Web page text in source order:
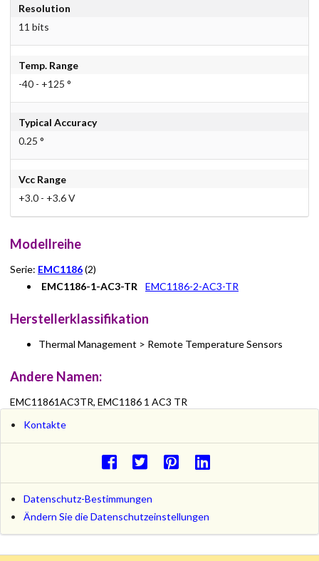
Resolution
11 bits
Temp. Range
-40 - +125 °
Typical Accuracy
0.25 °
Vcc Range
+3.0 - +3.6 V
Modellreihe
Serie: EMC1186(2)
EMC1186-1-AC3-TR
EMC1186-2-AC3-TR
Herstellerklassifikation
Thermal Management > Remote Temperature Sensors
Andere Namen:
EMC11861AC3TR, EMC1186 1 AC3 TR
Kontakte
Datenschutz-Bestimmungen
Ändern Sie die Datenschutzeinstellungen